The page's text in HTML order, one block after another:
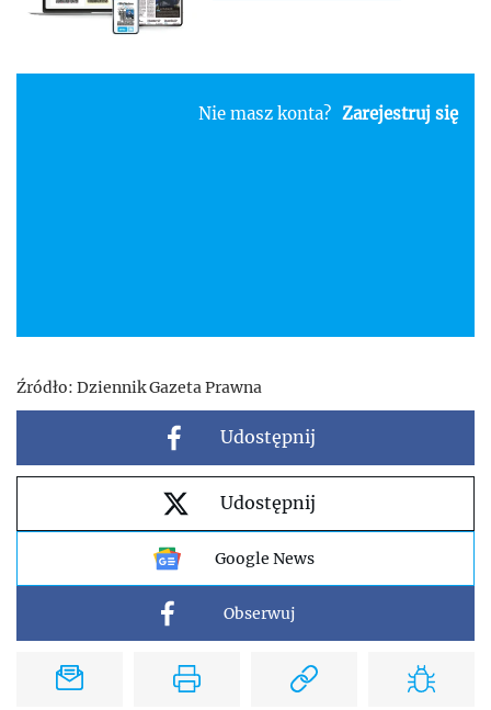
Nie masz konta? Zarejestruj się
Źródło: Dziennik Gazeta Prawna
Udostępnij
Udostępnij
Google News
Obserwuj